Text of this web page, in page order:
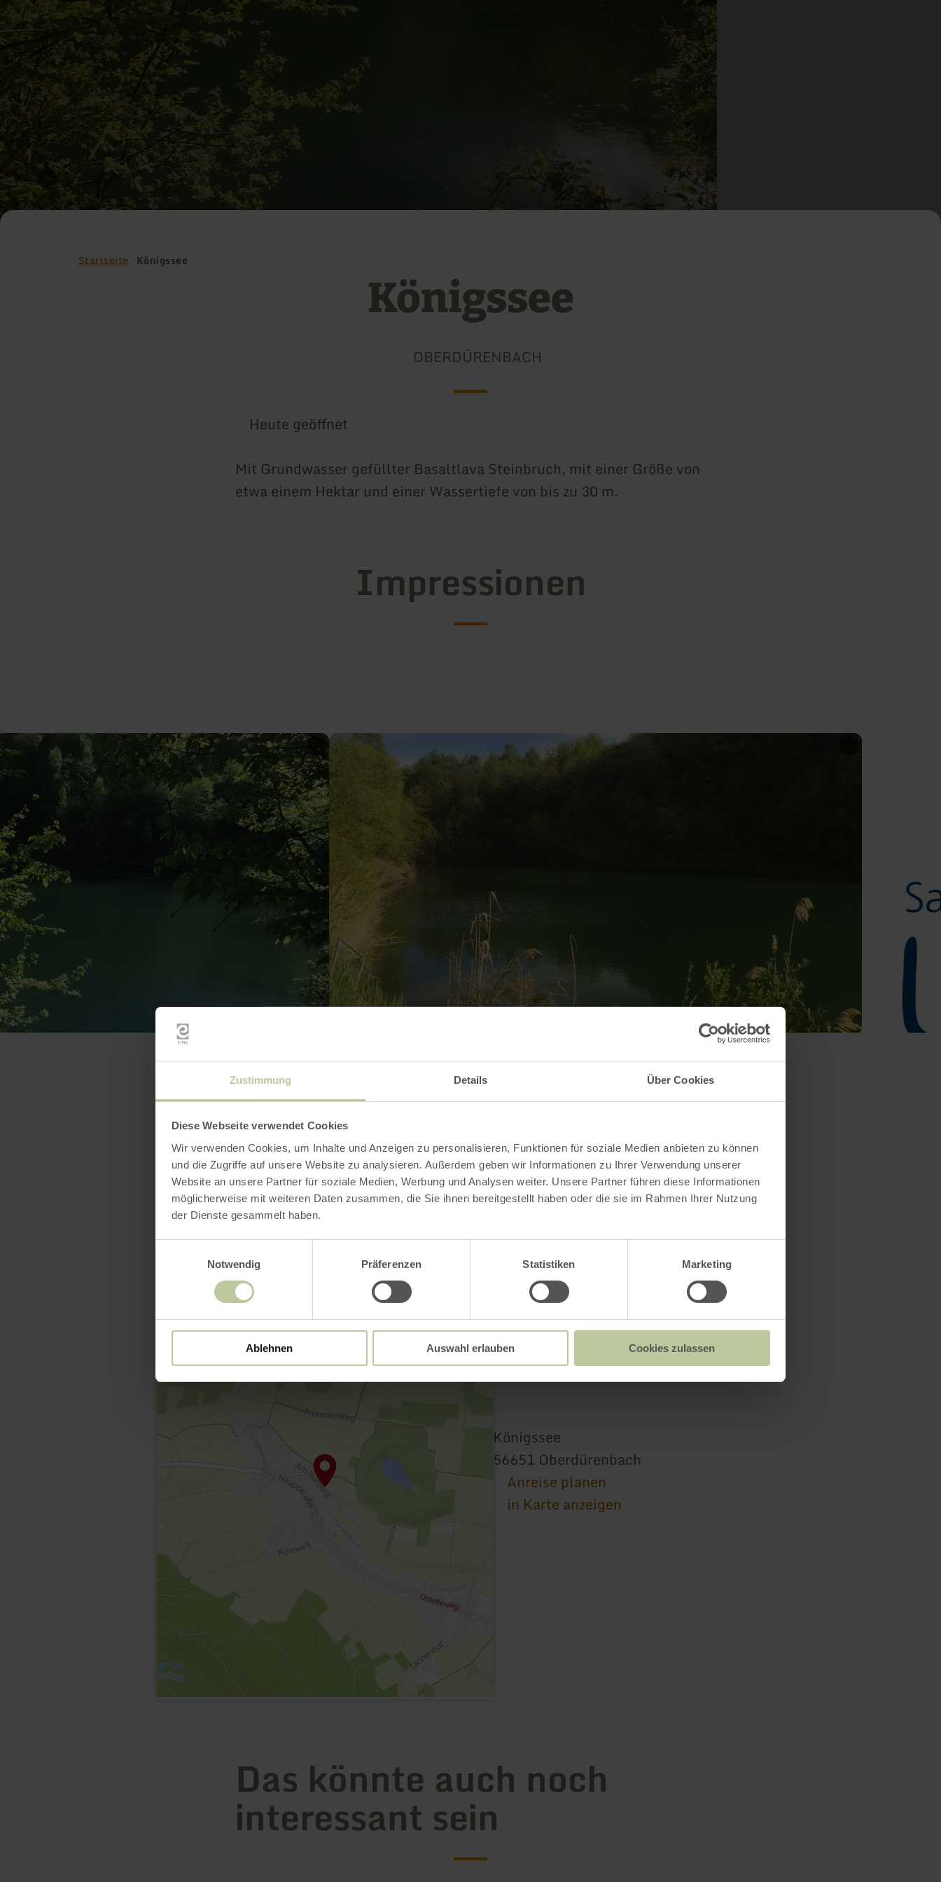
Zustimmung Details Über Cookies
Diese Webseite verwendet Cookies
Wir verwenden Cookies, um Inhalte und Anzeigen zu personalisieren, Funktionen für soziale Medien anbieten zu können
und die Zugriffe auf unsere Website zu analysieren. Außerdem geben wir Informationen zu Ihrer Verwendung unserer
Website an unsere Partner für soziale Medien, Werbung und Analysen weiter. Unsere Partner führen diese Informationen
möglicherweise mit weiteren Daten zusammen, die Sie ihnen bereitgestellt haben oder die sie im Rahmen Ihrer Nutzung
der Dienste gesammelt haben.
Notwendig
Präferenzen Statistiken Marketing
Ablehnen Auswahl erlauben Cookies zulassen
Startseite Königssee
Königssee
OBERDÜRENBACH
Heute geöffnet
Mit Grundwasser gefüllter Basaltlava Steinbruch, mit einer Größe von
etwa einem Hektar und einer Wassertiefe von bis zu 30 m.
Impressionen
Galerie öffnen
Kontakt
Königssee
56651 Oberdürenbach
Anreise planen
in Karte anzeigen
Das könnte auch noch
interessant sein